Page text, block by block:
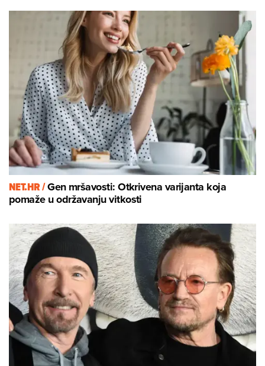
NET.HR /Gen mršavosti: Otkrivena varijanta koja
pomaže u održavanju vitkosti